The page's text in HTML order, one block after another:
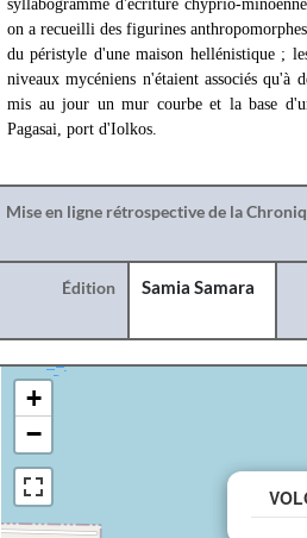
syllabogramme d'écriture chyprio-
on a recueilli des figurines
du péristyle d'une maison hellénistique ;
niveaux mycéniens n'étaient associés
mis au jour un mur courbe et la base
Pagasai, port d'Iolkos.
Mise en ligne rétrospective de la
Édition Samia Samara
+
−